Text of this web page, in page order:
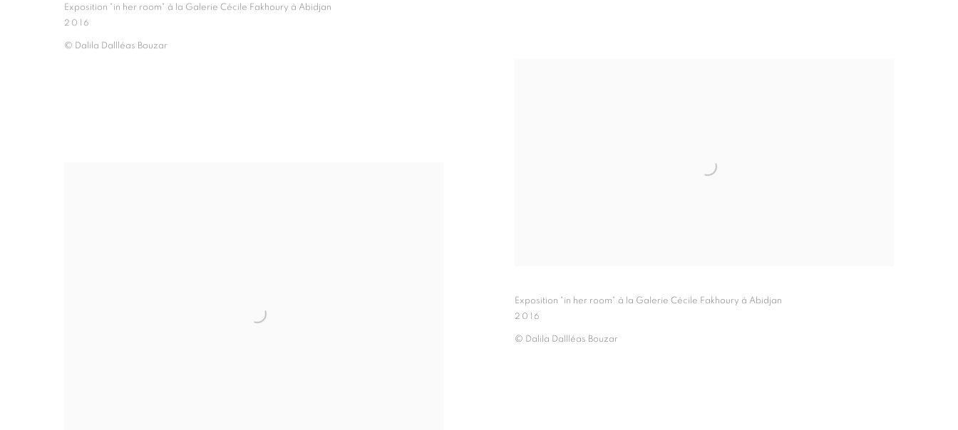
Exposition "in her room" à la Galerie Cécile Fakhoury à Abidjan
2016
© Dalila Dallléas Bouzar
Exposition "in her room" à la Galerie Cécile Fakhoury à Abidjan
2016
© Dalila Dallléas Bouzar